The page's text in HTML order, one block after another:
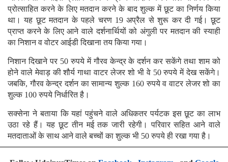
प्रोत्साहित करने के लिए मतदान करने के बाद शुल्क में छूट का निर्णय किया
था। यह छूट मतदान के पहले चरण 19 अप्रैल से शुरू कर दी गई। छूट
प्राप्त करने के लिए आने वाले दर्शनार्थियों को अंगुली पर मतदान की स्याही
का निशान व वोटर आईडी दिखाना तय किया गया।
निशान दिखाने पर 50 रुपये में गौरव केन्द्र के दर्शन कर सकेंगे तथा शाम को
होने वाले मेवाड़ की शौर्य गाथा वाटर लेजर शो भी वे 50 रुपये में देख सकेंगे।
जबकि, गौरव केन्द्र दर्शन का सामान्य शुल्क 160 रुपये व वाटर लेजर शो का
शुल्क 100 रुपये निर्धारित है।
सक्सेना ने बताया कि यहां पहुंचने वाले अधिकतर पर्यटक इस छूट का लाभ
उठा रहे हैं। यह छूट तीन मई तक जारी रहेगी। परिवार सहित आने वाले
मतदाताओं के साथ आने वाले बच्चों का शुल्क भी 50 रुपये ही रखा गया है।